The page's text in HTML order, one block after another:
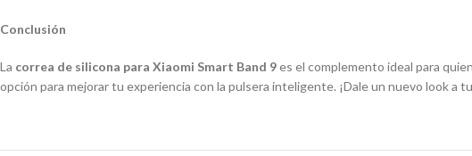
Conclusión
La correa de silicona para Xiaomi Smart Band 9es el complemento ideal para
opción para mejorar tu experiencia con la pulsera inteligente. ¡Dale un nuevo look a